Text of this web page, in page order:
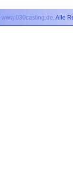
www.030casting.de. Alle